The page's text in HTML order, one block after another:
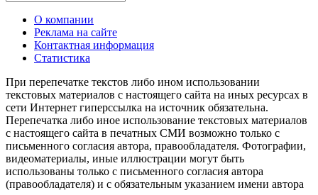
О компании
Реклама на сайте
Контактная информация
Статистика
При перепечатке текстов либо ином использовании
текстовых материалов с настоящего сайта на иных ресурсах в
сети Интернет гиперссылка на источник обязательна.
Перепечатка либо иное использование текстовых материалов
с настоящего сайта в печатных СМИ возможно только с
письменного согласия автора, правообладателя. Фотографии,
видеоматериалы, иные иллюстрации могут быть
использованы только с письменного согласия автора
(правообладателя) и с обязательным указанием имени автора